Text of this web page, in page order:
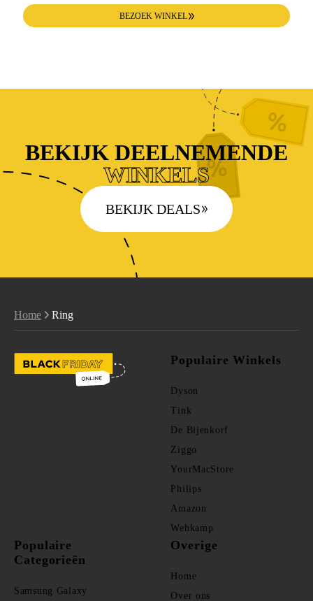
BEZOEK WINKEL
BEKIJK DEELNEMENDE
WINKELS
BEKIJK DEALS
Home Ring
Populaire Winkels
Dyson
Tink
De Bijenkorf
Ziggo
YourMacStore
Philips
Amazon
Wehkamp
Populaire
Categorieën
Samsung Galaxy
Overige
Home
Over ons